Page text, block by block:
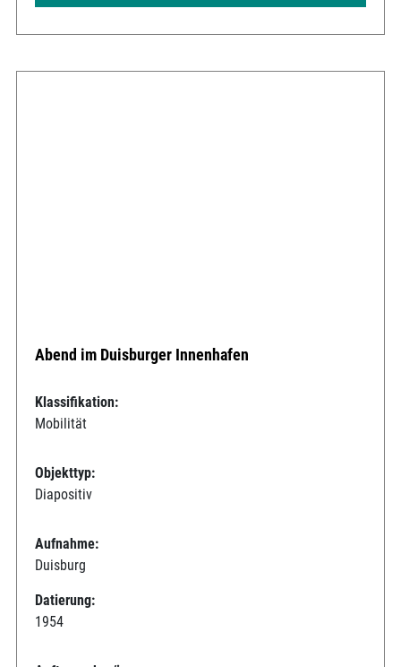
Abend im Duisburger Innenhafen
Klassifikation:
Mobilität
Objekttyp:
Diapositiv
Aufnahme:
Duisburg
Datierung:
1954